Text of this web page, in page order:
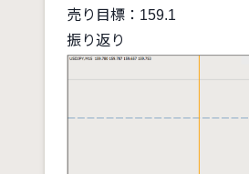
売り目標：159.1
振り返り